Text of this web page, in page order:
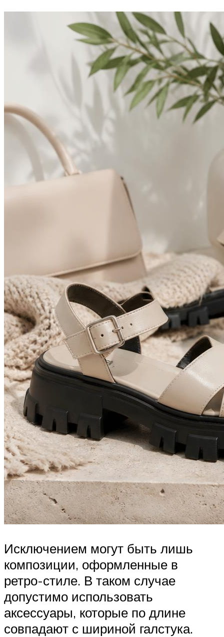
Исключением могут быть лишь
композиции, оформленные в
ретро-стиле. В таком случае
допустимо использовать
аксессуары, которые по длине
совпадают с шириной галстука.